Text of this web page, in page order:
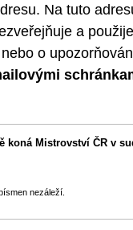
Na tuto
a
o
koná Mistrovství ČR v
nezáleží.